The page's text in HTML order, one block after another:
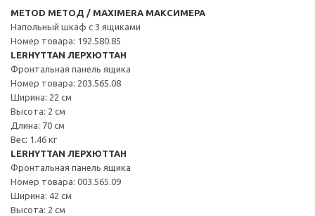
METOD МЕТОД / MAXIMERA МАКСИМЕРА
Напольный шкаф с 3 ящиками
Номер товара: 192.580.85
LERHYTTAN ЛЕРХЮТТАН
Фронтальная панель ящика
Номер товара: 203.565.08
Ширина: 22 см
Высота: 2 см
Длина: 70 см
Вес: 1.46 кг
LERHYTTAN ЛЕРХЮТТАН
Фронтальная панель ящика
Номер товара: 003.565.09
Ширина: 42 см
Высота: 2 см